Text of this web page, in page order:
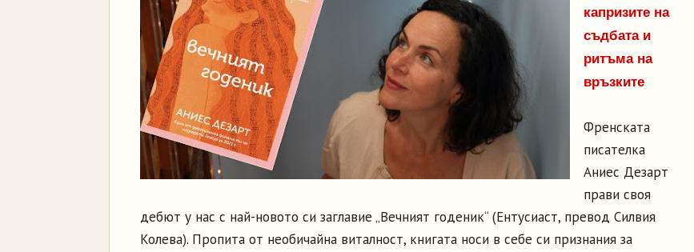
капризите на
съдбата и
ритъма на
връзките
Френската
писателка
Аниес Дезарт
прави своя
дебют у нас с най-новото си заглавие „Вечният годеник“ (Ентусиаст, превод Силвия
Колева). Пропита от необичайна виталност, книгата носи в себе си признания за